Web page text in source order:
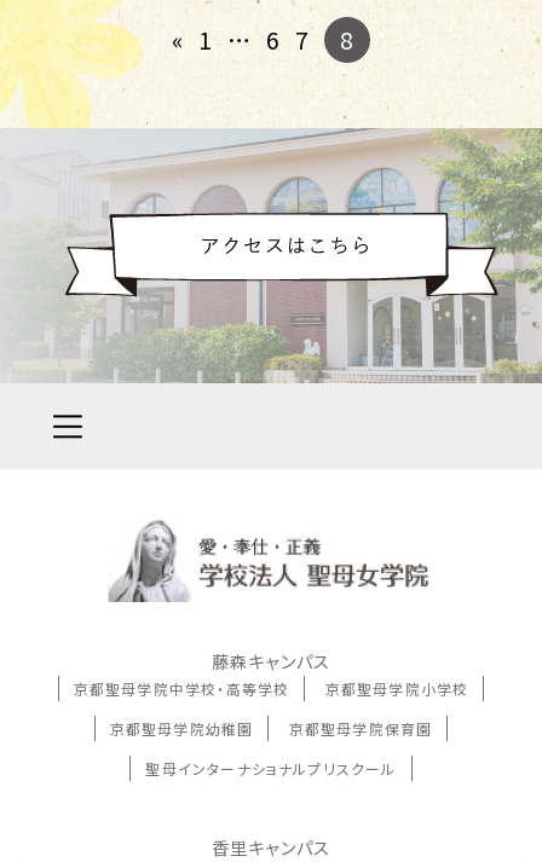
« 1 … 6 7 8
藤森キャンパス
京都聖母学院中学校・高等学校
京都聖母学院小学校
京都聖母学院幼稚園
京都聖母学院保育園
聖母インターナショナルプリスクール
香里キャンパス